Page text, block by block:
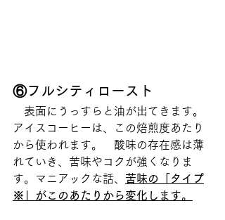
⑥フルシティロースト
表面にうっすらと油が出てきます。
アイスコーヒーは、この焙煎度あたり
から使われます。　酸味の存在感は薄
れていき、苦味やコクが強くなりま
す。マニアックな話、 苦味の「タイプ
※」がこのあたりから変化します。